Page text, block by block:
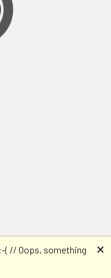
( // Oops, something
🗙